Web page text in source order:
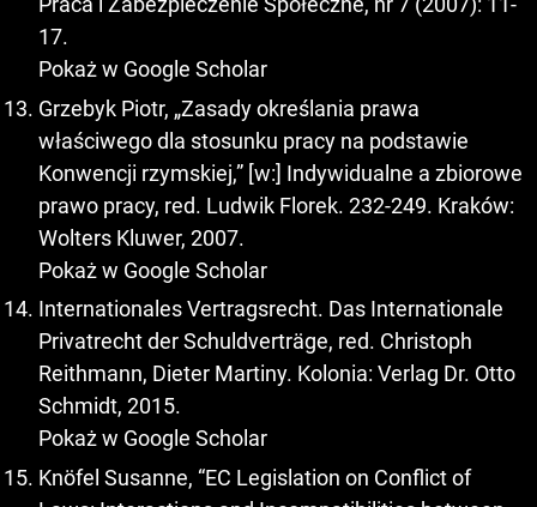
17.
Pokaż w Google Scholar
Grzebyk Piotr, „Zasady określania prawa
właściwego dla stosunku pracy na podstawie
Konwencji rzymskiej,” [w:] Indywidualne a zbiorowe
prawo pracy, red. Ludwik Florek. 232-249. Kraków:
Wolters Kluwer, 2007.
Pokaż w Google Scholar
Internationales Vertragsrecht. Das Internationale
Privatrecht der Schuldverträge, red. Christoph
Reithmann, Dieter Martiny. Kolonia: Verlag Dr. Otto
Schmidt, 2015.
Pokaż w Google Scholar
Knöfel Susanne, “EC Legislation on Conflict of